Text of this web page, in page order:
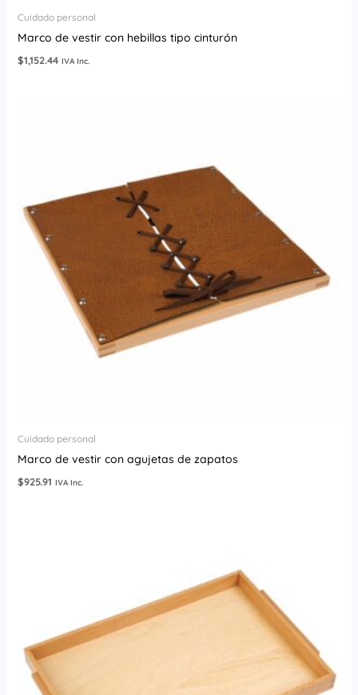
Cuidado personal
Marco de vestir con hebillas tipo cinturón
$1,152.44 IVA Inc.
Cuidado personal
Marco de vestir con agujetas de zapatos
$925.91 IVA Inc.